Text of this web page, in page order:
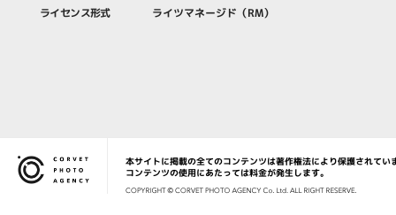
ライセンス形式 ライツマネージド（RM）
Corvet Photo Agency
本サイトに掲載の全てのコンテンツは著作権法により保護されてい
コンテンツの使用にあたっては料金が発生します。